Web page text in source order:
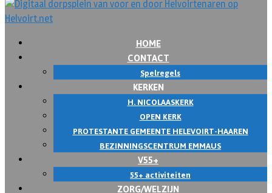
HOME
CONTACT
Spelregels
KERKEN
H. NICOLAASKERK
OPEN KERK
PROTESTANTE GEMEENTE HELEVOIRT-HAAREN
BEZINNINGSCENTRUM EMMAUS
V55+
55+ activiteiten
ZORG/WELZIJN